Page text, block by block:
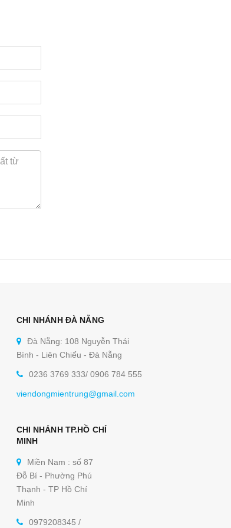
CHI NHÁNH ĐÀ NẴNG
Đà Nẵng: 108 Nguyễn Thái
Bình - Liên Chiểu - Đà Nẵng
0236 3769 333/ 0906 784 555
viendongmientrung@gmail.com
CHI NHÁNH TP.HỒ CHÍ
MINH
Miền Nam : số 87
Đỗ Bí - Phường Phú
Thạnh - TP Hồ Chí
Minh
0979208345 /